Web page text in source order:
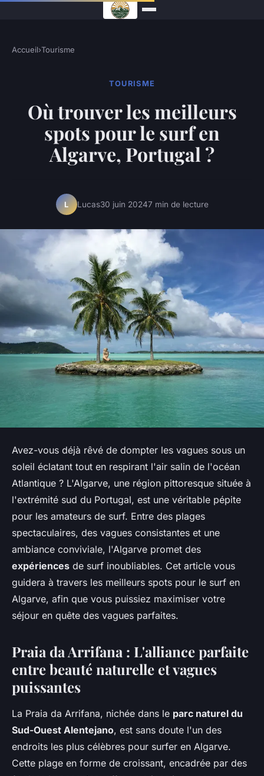
Accueil›Tourisme
TOURISME
Où trouver les meilleurs
spots pour le surf en
Algarve, Portugal ?
L Lucas30 juin 20247 min de lecture
Avez-vous déjà rêvé de dompter les vagues sous un
soleil éclatant tout en respirant l'air salin de l'océan
Atlantique ? L'Algarve, une région pittoresque située à
l'extrémité sud du Portugal, est une véritable pépite
pour les amateurs de surf. Entre des plages
spectaculaires, des vagues consistantes et une
ambiance conviviale, l'Algarve promet des
expériences de surf inoubliables. Cet article vous
guidera à travers les meilleurs spots pour le surf en
Algarve, afin que vous puissiez maximiser votre
séjour en quête des vagues parfaites.
Praia da Arrifana : L'alliance parfaite
entre beauté naturelle et vagues
puissantes
La Praia da Arrifana, nichée dans le parc naturel du
Sud-Ouest Alentejano, est sans doute l'un des
endroits les plus célèbres pour surfer en Algarve.
Cette plage en forme de croissant, encadrée par des